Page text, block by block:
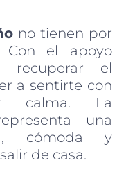
no tienen por
el apoyo
recuperar el
a sentirte con
calma. La
una
cómoda y
de casa.